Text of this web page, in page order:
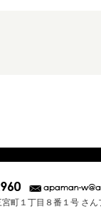
１丁目８番１号 さん